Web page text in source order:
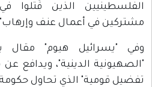
الفلسطينيين الذين قُتلوا
مشتركين في أعمال عنف
وفي "يسرائيل هيوم" مقال
"الصهيونية الدينية"، ويدافع
تفضيل قومية" الذي تحاول حكومة